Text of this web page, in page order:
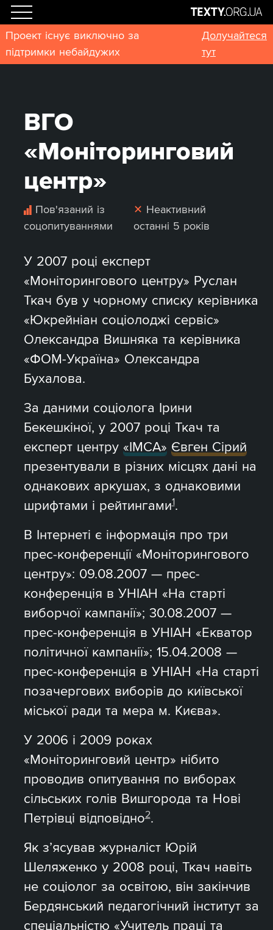
Проект існує виключно за
підтримки небайдужих
Долучайтеся
тут
ВГО
«Моніторинговий
центр»
Пов'язаний із
соцопитуваннями
✕ Неактивний
останні 5 років
У 2007 році експерт
«Моніторингового центру» Руслан
Ткач був у чорному списку керівника
«Юкрейніан соціолоджі сервіс»
Олександра Вишняка та керівника
«ФОМ-Україна» Олександра
Бухалова.
За даними соціолога Ірини
Бекешкіної, у 2007 році Ткач та
експерт центру «ІМСА» Євген Сірий
презентували в різних місцях дані на
однакових аркушах, з однаковими
шрифтами і рейтингами1.
В Інтернеті є інформація про три
прес-конференції «Моніторингового
центру»: 09.08.2007 — прес-
конференція в УНІАН «На старті
виборчої кампанії»; 30.08.2007 —
прес-конференція в УНІАН «Екватор
політичної кампанії»; 15.04.2008 —
прес-конференція в УНІАН «На старті
позачергових виборів до київської
міської ради та мера м. Києва».
У 2006 і 2009 роках
«Моніторинговий центр» нібито
проводив опитування по виборах
сільських голів Вишгорода та Нові
Петрівці відповідно2.
Як з’ясував журналіст Юрій
Шеляженко у 2008 році, Ткач навіть
не соціолог за освітою, він закінчив
Бердянський педагогічний інститут за
спеціальністю «Учитель праці та